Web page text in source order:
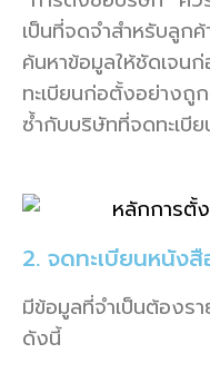
เป็นที่จดจำสำหรับลูก
ค้นหาข้อมูลให้ชัดเจน
ทะเบียนก่อตั้งอย่าง
ซ้ำกับบริษัทที่จดทะเบี
2. จดทะเบียนหนัง
มีข้อมูลที่จำเป็นต้องร
ดังนี้